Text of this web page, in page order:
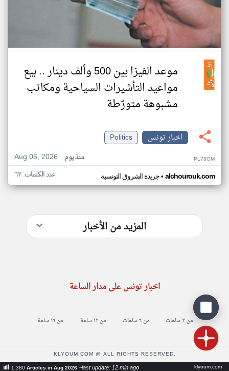
موعد الفيزا بين 500 وألف دينار .. بيع
مواعيد التأشيرات السياحية ومكاتب
مشبوهة متورّطة
اخبار تونس
Politics
Aug 06, 2026
منذ يوم PL78OM
جريدة الشروق التونسية• alchourouk.com عدد الكلمات: ٦٢
المزيد من الأخبار
اخبار تونس على مدار الساعة
من ٣ ساعات من ٦ ساعات من ١٢ ساعة من ١٦ ساعة
KLYOUM.COM @ ALL RIGHTS RESERVED.
1,380Articles in Aug 2026~last update: 12 min ago klyoum.com